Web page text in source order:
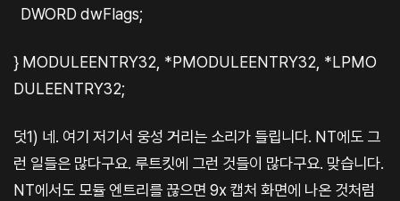
DWORD dwFlags;
} MODULEENTRY32, *PMODULEENTRY32, *LPMO
DULEENTRY32;
덧1) 네. 여기 저기서 웅성 거리는 소리가 들립니다. NT에도 그
런 일들은 많다구요. 루트킷에 그런 것들이 많다구요. 맞습니다.
NT에서도 모듈 엔트리를 끊으면 9x 캡처 화면에 나온 것처럼